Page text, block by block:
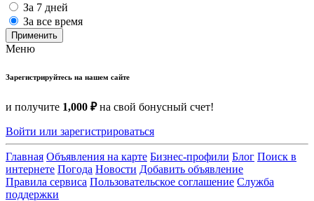
За 7 дней
За все время
Применить
Меню
Зарегистрируйтесь на нашем сайте
и получите 1,000 ₽на свой бонусный счет!
Войти или зарегистрироваться
Главная Объявления на карте Бизнес-профили Блог Поиск в
интернете Погода Новости Добавить объявление
Правила сервиса Пользовательское соглашение Служба
поддержки